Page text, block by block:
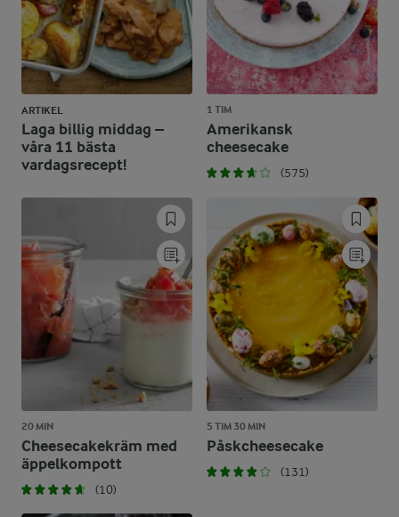
ARTIKEL
Laga billig middag –
våra 11 bästa
vardagsrecept!
1 TIM
Amerikansk
cheesecake
(575)
20 MIN
Cheesecakekräm med
äppelkompott
(10)
5 TIM 30 MIN
Påskcheesecake
(131)